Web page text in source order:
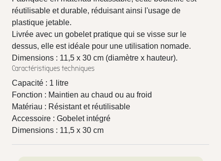
réutilisable et durable, réduisant ainsi l'usage de
plastique jetable.
Livrée avec un gobelet pratique qui se visse sur le
dessus, elle est idéale pour une utilisation nomade.
Dimensions : 11,5 x 30 cm (diamètre x hauteur).
Caractéristiques techniques
Capacité : 1 litre
Fonction : Maintien au chaud ou au froid
Matériau : Résistant et réutilisable
Accessoire : Gobelet intégré
Dimensions : 11,5 x 30 cm